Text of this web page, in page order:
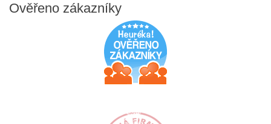
Ověřeno zákazníky